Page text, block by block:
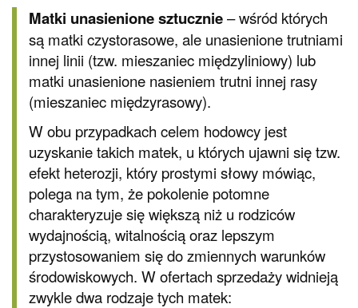
Matki unasienione sztucznie– wśród których
są matki czystorasowe, ale unasienione trutniami
innej linii (tzw. mieszaniec międzyliniowy) lub
matki unasienione nasieniem trutni innej rasy
(mieszaniec międzyrasowy).
W obu przypadkach celem hodowcy jest
uzyskanie takich matek, u których ujawni się tzw.
efekt heterozji, który prostymi słowy mówiąc,
polega na tym, że pokolenie potomne
charakteryzuje się większą niż u rodziców
wydajnością, witalnością oraz lepszym
przystosowaniem się do zmiennych warunków
środowiskowych. W ofertach sprzedaży widnieją
zwykle dwa rodzaje tych matek: